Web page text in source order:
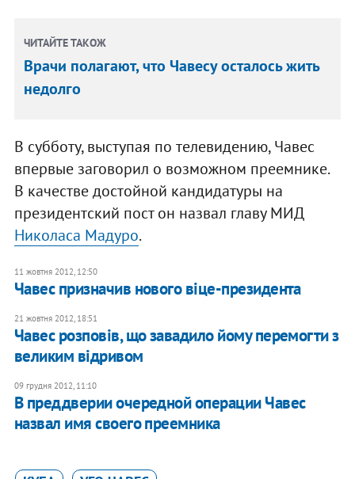
ЧИТАЙТЕ ТАКОЖ
Врачи полагают, что Чавесу осталось жить
недолго
В субботу, выступая по телевидению, Чавес
впервые заговорил о возможном преемнике.
В качестве достойной кандидатуры на
президентский пост он назвал главу МИД
Николаса Мадуро.
11 жовтня 2012, 12:50
Чавес призначив нового віце-президента
21 жовтня 2012, 18:51
Чавес розповів, що завадило йому перемогти з
великим відривом
09 грудня 2012, 11:10
В преддверии очередной операции Чавес
назвал имя своего преемника